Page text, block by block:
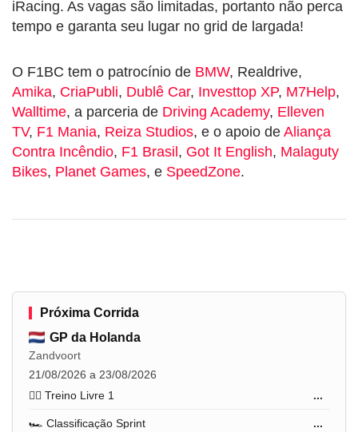
iRacing. As vagas são limitadas, portanto não perca
tempo e garanta seu lugar no grid de largada!
O F1BC tem o patrocínio de BMW, Realdrive,
Amika, CriaPubli, Dublê Car, Investtop XP, M7Help,
Walltime, a parceria de Driving Academy, Elleven
TV, F1 Mania, Reiza Studios, e o apoio de Aliança
Contra Incêndio, F1 Brasil, Got It English, Malaguty
Bikes, Planet Games, e SpeedZone.
Próxima Corrida
GP da Holanda
Zandvoort
21/08/2026 a 23/08/2026
🏋️‍♂️ Treino Livre 1
...
🏎️ Classificação Sprint ...